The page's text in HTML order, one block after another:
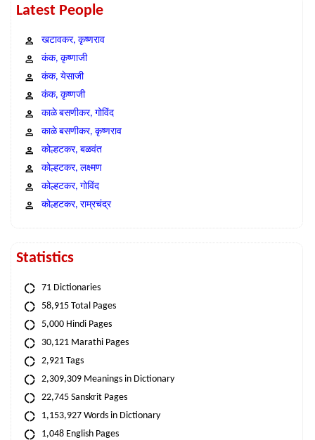
Latest People
खटावकर, कृष्णराव
कंक, कृष्णाजी
कंक, येसाजी
कंक, कृष्णजी
काळे बसणीकर, गोविंद
काळे बसणीकर, कृष्णराव
कोल्हटकर, बळवंत
कोल्हटकर, लक्ष्मण
कोल्हटकर, गोविंद
कोल्हटकर, राम्रचंद्र
Statistics
71 Dictionaries
58,915 Total Pages
5,000 Hindi Pages
30,121 Marathi Pages
2,921 Tags
2,309,309 Meanings in Dictionary
22,745 Sanskrit Pages
1,153,927 Words in Dictionary
1,048 English Pages